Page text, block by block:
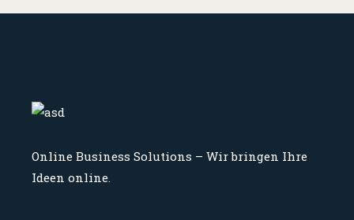
Online Business Solutions –Wir bringen Ihre
Ideen online.